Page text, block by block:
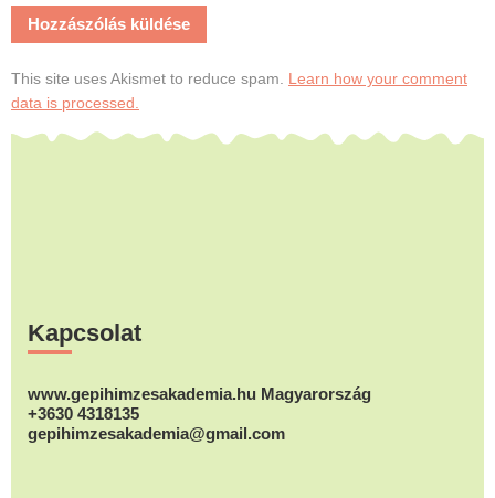
This site uses Akismet to reduce spam. Learn how your comment
data is processed.
Kapcsolat
www.gepihimzesakademia.hu Magyarország
+3630 4318135
gepihimzesakademia@gmail.com